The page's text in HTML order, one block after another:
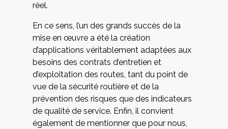
réel.
En ce sens, l’un des grands succès de la
mise en œuvre a été la création
d’applications véritablement adaptées aux
besoins des contrats d’entretien et
d’exploitation des routes, tant du point de
vue de la sécurité routière et de la
prévention des risques que des indicateurs
de qualité de service. Enfin, il convient
également de mentionner que pour nous,